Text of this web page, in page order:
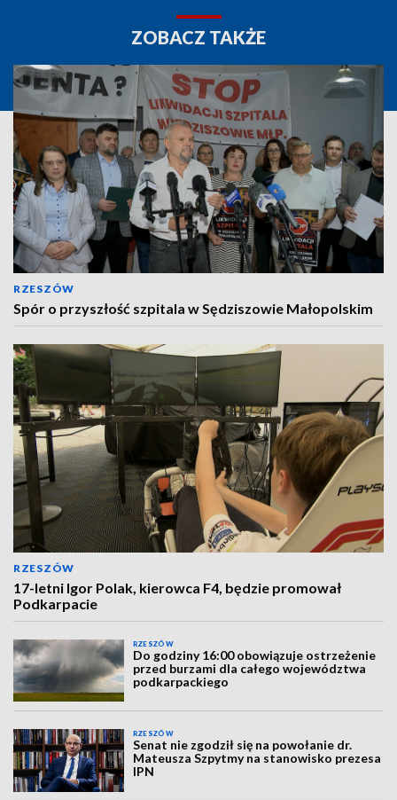
ZOBACZ TAKŻE
RZESZÓW
Spór o przyszłość szpitala w Sędziszowie Małopolskim
RZESZÓW
17-letni Igor Polak, kierowca F4, będzie promował
Podkarpacie
RZESZÓW
Do godziny 16:00 obowiązuje ostrzeżenie
przed burzami dla całego województwa
podkarpackiego
RZESZÓW
Senat nie zgodził się na powołanie dr.
Mateusza Szpytmy na stanowisko prezesa
IPN